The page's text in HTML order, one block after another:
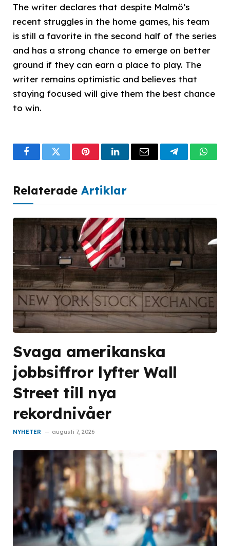
The writer declares that despite Malmö’s
recent struggles in the home games, his team
is still a favorite in the second half of the series
and has a strong chance to emerge on better
ground if they can earn a place to play. The
writer remains optimistic and believes that
staying focused will give them the best chance
to win.
FacebookTwitterPinterestLinkedInEmail Telegram
Relaterade Artiklar
Svaga amerikanska
jobbsiffror lyfter Wall
Street till nya
rekordnivåer
NYHETER augusti 7, 2026